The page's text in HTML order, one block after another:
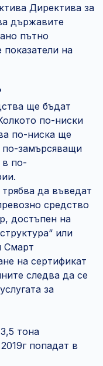
Директива за
държавите
пътно
показатели на
ще бъдат
по-ниски
по-ниска ще
по-замърсяващи
в по-
да въведат
средство
достъпен на
или
Смарт
на сертификат
следва да се
за
тона
попадат в